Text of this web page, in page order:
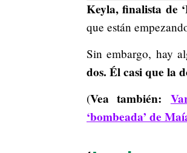
Keyla, finalista de
que están
Sin embargo, hay
dos. Él casi que la
(Vea también:
‘bombeada’ de